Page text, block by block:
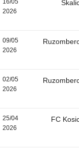
16/05
2026
09/05
2026
02/05
2026
25/04
2026
FC